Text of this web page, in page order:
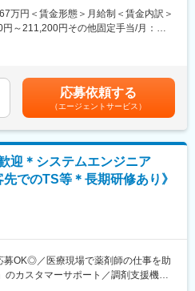
んでおり、カルテを展開してそのまま
めるようにしています。
1回、お昼に1時間
から難病、精神科、慢性期、終末期ま
でなく、スペシャリスト・マネジメン
々であり、所長候補も探しておりま
する可能性はあり、面接時に相談さ
。
4回/月、残業時間は10～15h/月
使用（直行直帰可能）
万円＜賃金形態＞月給制＜賃金内訳＞
～211,200円その他固定手当/月：
＜給与補足＞・看護師手当：40,000
・昇給 年1回 ※業績による※給与は経
って確定します。賃金はあくまでも
通じて上下する可能性があります。月
表記です。
応募依頼する
（エージェントサービス）
迎＊システムエンジニア
でのTS等＊長期研修あり》
募OK◎／医療現場で薬剤師の仕事を助
のカスタマーサポート／調剤支援機